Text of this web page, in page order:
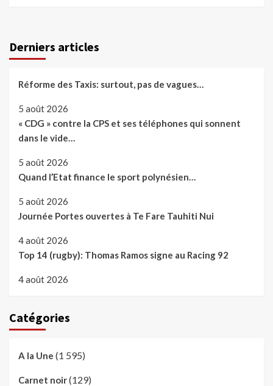
Derniers articles
Réforme des Taxis: surtout, pas de vagues…
5 août 2026
« CDG » contre la CPS et ses téléphones qui sonnent
dans le vide…
5 août 2026
Quand l’Etat finance le sport polynésien…
5 août 2026
Journée Portes ouvertes à Te Fare Tauhiti Nui
4 août 2026
Top 14 (rugby): Thomas Ramos signe au Racing 92
4 août 2026
Catégories
A la Une (1 595)
Carnet noir(129)